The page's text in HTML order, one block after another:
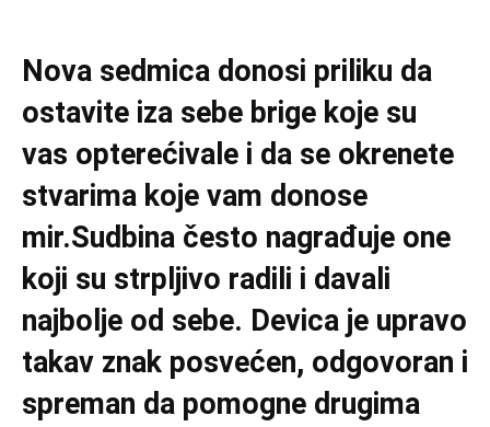
Nova sedmica donosi priliku da
ostavite iza sebe brige koje su
vas opterećivale i da se okrenete
stvarima koje vam donose
mir.Sudbina često nagrađuje one
koji su strpljivo radili i davali
najbolje od sebe. Devica je upravo
takav znak posvećen, odgovoran i
spreman da pomogne drugima